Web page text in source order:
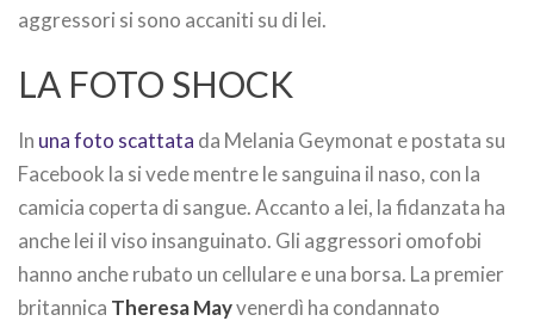
aggressori si sono accaniti su di lei.
LA FOTO SHOCK
In una foto scattata da Melania Geymonat e postata su
Facebook la si vede mentre le sanguina il naso, con la
camicia coperta di sangue. Accanto a lei, la fidanzata ha
anche lei il viso insanguinato. Gli aggressori omofobi
hanno anche rubato un cellulare e una borsa. La premier
britannica Theresa Mayvenerdì ha condannato